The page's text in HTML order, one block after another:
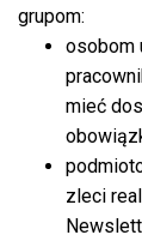
grupom:
osobom
mieć
zleci